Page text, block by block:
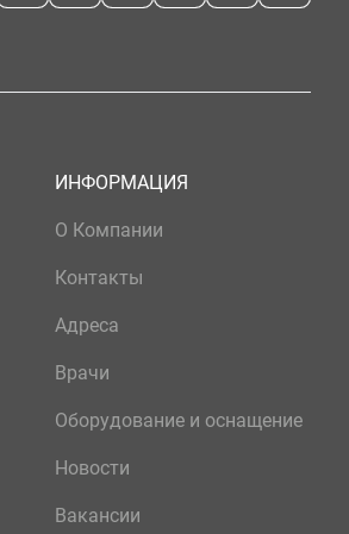
ИНФОРМАЦИЯ
О Компании
Контакты
Адреса
Врачи
Оборудование и оснащение
Новости
Вакансии